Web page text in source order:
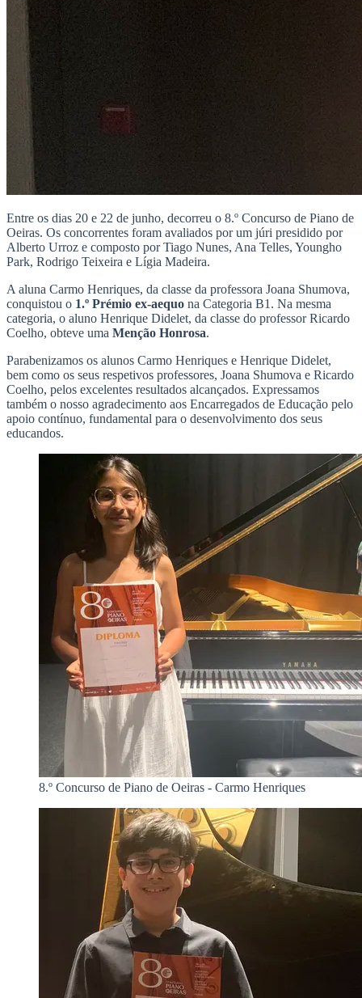
Entre os dias 20 e 22 de junho, decorreu o 8.º Concurso de Piano de
Oeiras. Os concorrentes foram avaliados por um júri presidido por
Alberto Urroz e composto por Tiago Nunes, Ana Telles, Youngho
Park, Rodrigo Teixeira e Lígia Madeira.
A aluna Carmo Henriques, da classe da professora Joana Shumova,
conquistou o 1.º Prémio ex-aequo na Categoria B1. Na mesma
categoria, o aluno Henrique Didelet, da classe do professor Ricardo
Coelho, obteve uma Menção Honrosa.
Parabenizamos os alunos Carmo Henriques e Henrique Didelet,
bem como os seus respetivos professores, Joana Shumova e Ricardo
Coelho, pelos excelentes resultados alcançados. Expressamos
também o nosso agradecimento aos Encarregados de Educação pelo
apoio contínuo, fundamental para o desenvolvimento dos seus
educandos.
8.º Concurso de Piano de Oeiras - Carmo Henriques